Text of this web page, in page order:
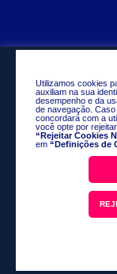
Utilizamos cookies
auxiliam na sua
desempenho e da
de navegação.
concordará com a
você opte por
“Rejeitar Cookies
em “Definições de